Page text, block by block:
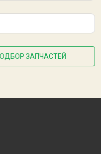
ЗАПЧАСТЕЙ